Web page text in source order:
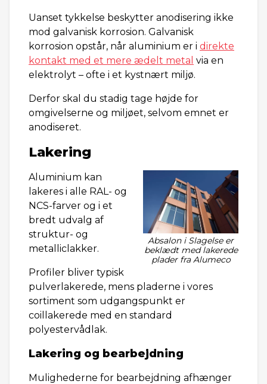
Uanset tykkelse beskytter anodisering ikke
mod galvanisk korrosion. Galvanisk
korrosion opstår, når aluminium er i direkte
kontakt med et mere ædelt metal via en
elektrolyt – ofte i et kystnært miljø.
Derfor skal du stadig tage højde for
omgivelserne og miljøet, selvom emnet er
anodiseret.
Lakering
Absalon i Slagelse er
beklædt med lakerede
plader fra Alumeco
Aluminium kan
lakeres i alle RAL- og
NCS-farver og i et
bredt udvalg af
struktur- og
metalliclakker.
Profiler bliver typisk
pulverlakerede, mens pladerne i vores
sortiment som udgangspunkt er
coillakerede med en standard
polyestervådlak.
Lakering og bearbejdning
Mulighederne for bearbejdning afhænger